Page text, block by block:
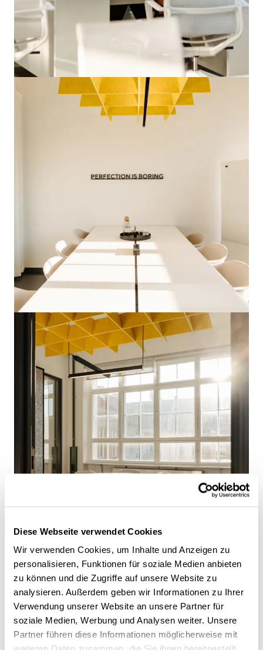
Diese Webseite verwendet Cookies
Wir verwenden Cookies, um Inhalte und Anzeigen zu
personalisieren, Funktionen für soziale Medien anbieten
zu können und die Zugriffe auf unsere Website zu
analysieren. Außerdem geben wir Informationen zu Ihrer
Verwendung unserer Website an unsere Partner für
soziale Medien, Werbung und Analysen weiter. Unsere
Partner führen diese Informationen möglicherweise mit